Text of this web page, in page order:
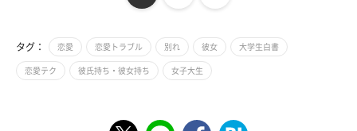
タグ： 恋愛 恋愛トラブル 別れ 彼女 大学生白書
恋愛テク 彼氏持ち・彼女持ち 女子大生